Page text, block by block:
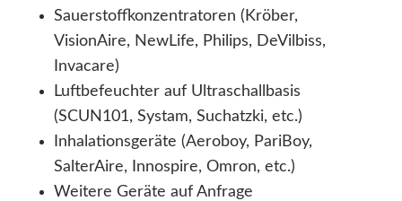
Sauerstoffkonzentratoren (Kröber,
VisionAire, NewLife, Philips, DeVilbiss,
Invacare)
Luftbefeuchter auf Ultraschallbasis
(SCUN101, Systam, Suchatzki, etc.)
Inhalationsgeräte (Aeroboy, PariBoy,
SalterAire, Innospire, Omron, etc.)
Weitere Geräte auf Anfrage